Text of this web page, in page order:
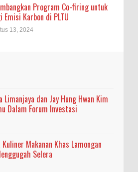
Program Co-firing untuk
Emisi Karbon di PLTU
13, 2024
Limanjaya dan Jay Hung Hwan Kim
Dalam Forum Investasi
Makanan Khas Lamongan
Selera